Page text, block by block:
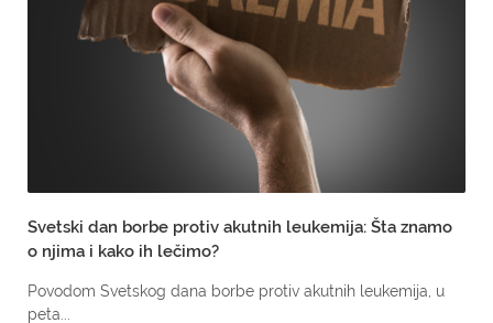
Svetski dan borbe protiv akutnih leukemija: Šta znamo
o njima i kako ih lečimo?
Povodom Svetskog dana borbe protiv akutnih leukemija, u
peta...